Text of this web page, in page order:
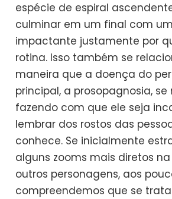
espécie de espiral
culminar em um final com
impactante justamente por
rotina. Isso também se
maneira que a doença do
principal, a prosopagnosia,
fazendo com que ele seja
lembrar dos rostos das
conhece. Se inicialmente
alguns zooms mais diretos
outros personagens, aos
compreendemos que se